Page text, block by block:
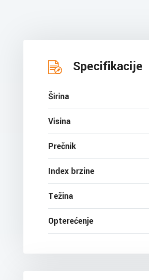
Specifikacije
Širina
Visina
Prečnik
Index brzine
Težina
Opterećenje